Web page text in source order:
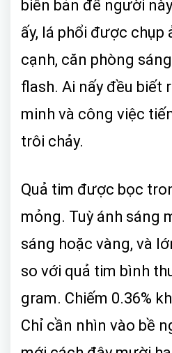
biên bản để người
ấy, lá phổi được chụp
cạnh, căn phòng
flash. Ai nấy đều biết
minh và công việc
trôi chảy.
Quả tim được bọc
mỏng. Tuỳ ánh sáng
sáng hoặc vàng, và
so với quả tim bình
gram. Chiếm 0.36%
Chỉ cần nhìn vào bề